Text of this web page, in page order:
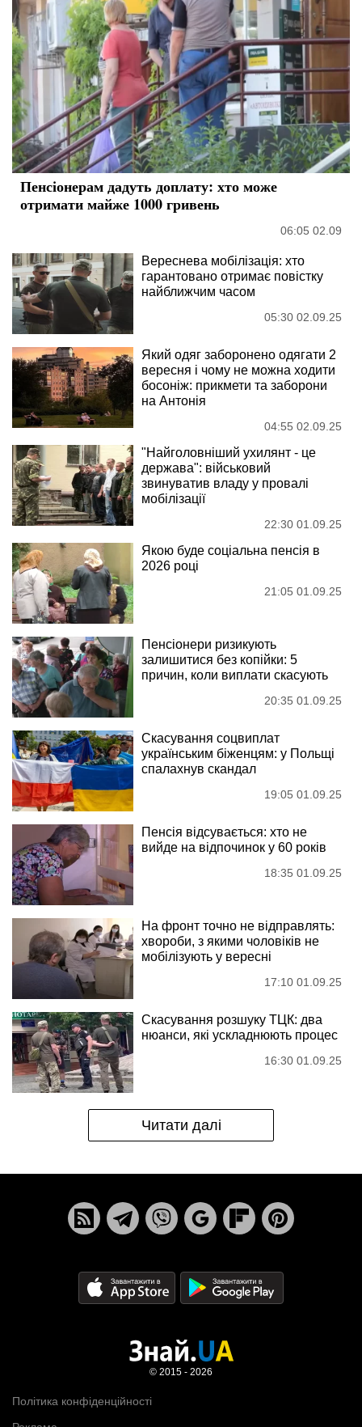
Пенсіонерам дадуть доплату: хто може
отримати майже 1000 гривень
06:05 02.09
Вереснева мобілізація: хто
гарантовано отримає повістку
найближчим часом
05:30 02.09.25
Який одяг заборонено одягати 2
вересня і чому не можна ходити
босоніж: прикмети та заборони
на Антонія
04:55 02.09.25
"Найголовніший ухилянт - це
держава": військовий
звинуватив владу у провалі
мобілізації
22:30 01.09.25
Якою буде соціальна пенсія в
2026 році
21:05 01.09.25
Пенсіонери ризикують
залишитися без копійки: 5
причин, коли виплати скасують
20:35 01.09.25
Скасування соцвиплат
українським біженцям: у Польщі
спалахнув скандал
19:05 01.09.25
Пенсія відсувається: хто не
вийде на відпочинок у 60 років
18:35 01.09.25
На фронт точно не відправлять:
хвороби, з якими чоловіків не
мобілізують у вересні
17:10 01.09.25
Скасування розшуку ТЦК: два
нюанси, які ускладнюють процес
16:30 01.09.25
Читати далі
Політика конфіденційності
© 2015 - 2026